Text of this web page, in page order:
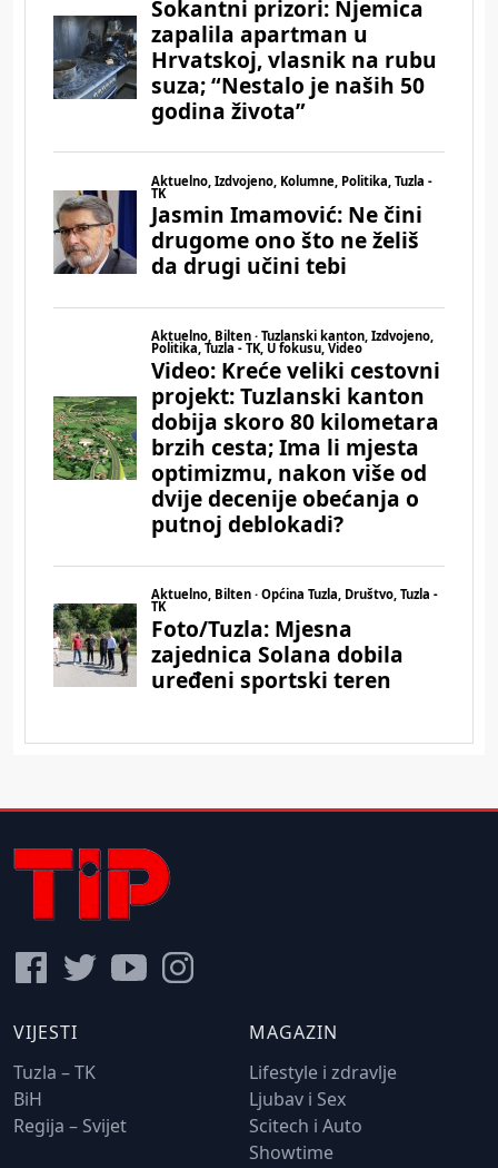
VIJESTI
Tuzla – TK
BiH
Regija – Svijet
MAGAZIN
Lifestyle i zdravlje
Ljubav i Sex
Scitech i Auto
Showtime